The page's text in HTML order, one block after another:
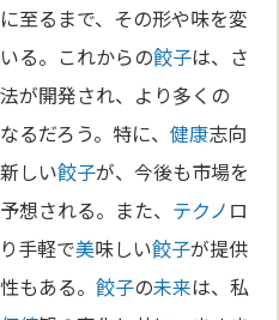
至るまで、その形や味を変
る。これからの餃子は、さ
が開発され、より多くの
るだろう。特に、健康志向
しい餃子が、今後も市場を
想される。また、 テクノ ロ
手軽で美味しい餃子が提供
もある。餃子の未来は、私